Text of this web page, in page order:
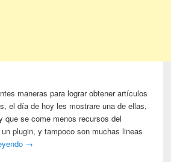
maneras para lograr obtener artículos
el día de hoy les mostrare una de ellas,
que se come menos recursos del
plugin, y tampoco son muchas lineas
→